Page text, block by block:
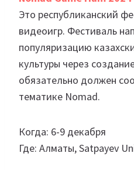
Это республиканский
видеоигр. Фестиваль
популяризацию
культуры через
обязательно должен
тематике Nomad.
Когда: 6-9 декабря
Где: Алматы, Satpayev